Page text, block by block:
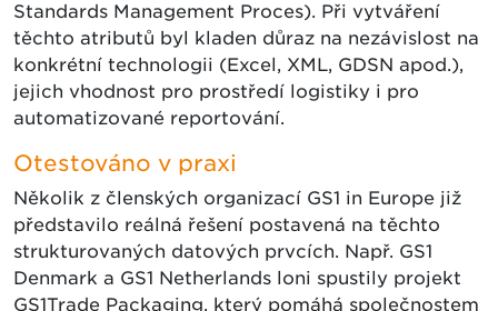
Standards Management Proces). Při vytváření
těchto atributů byl kladen důraz na nezávislost na
konkrétní technologii (Excel, XML, GDSN apod.),
jejich vhodnost pro prostředí logistiky i pro
automatizované reportování.
Otestováno v praxi
Několik z členských organizací GS1 in Europe již
představilo reálná řešení postavená na těchto
strukturovaných datových prvcích. Např. GS1
Denmark a GS1 Netherlands loni spustily projekt
GS1Trade Packaging, který pomáhá společnostem